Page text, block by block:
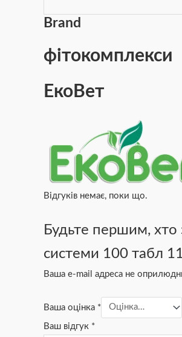
Brand
фітокомплекси
ЕкоВет
Відгуків немає, поки що.
Будьте першим,
системи 100 табл
Ваша e-mail адреса не
Ваша оцінка *
Ваш відгук *